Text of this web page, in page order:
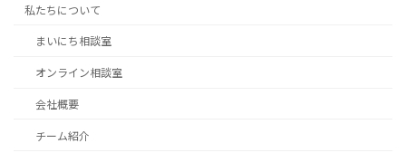
私たちについて
まいにち相談室
オンライン相談室
会社概要
チーム紹介